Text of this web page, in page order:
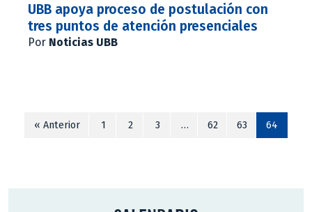
UBB apoya proceso de postulación con
tres puntos de atención presenciales
Por Noticias UBB
« Anterior 1 2 3 … 62 63 64